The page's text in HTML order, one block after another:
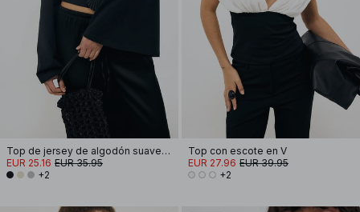
Top de jersey de algodón suave con mangas anchas
EUR 25.16 EUR 35.95
+2
Top con escote en V
EUR 27.96 EUR 39.95
+2